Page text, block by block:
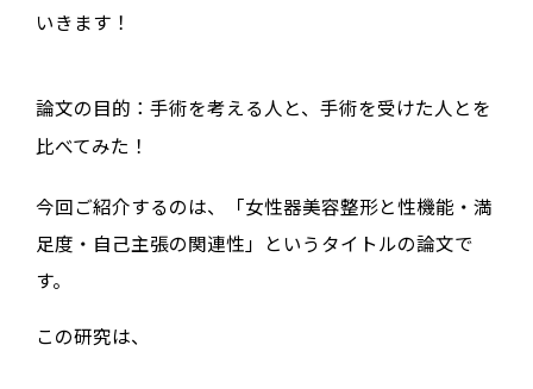
いきます！
論文の目的：手術を考える人と、手術を受けた人とを
比べてみた！
今回ご紹介するのは、「女性器美容整形と性機能・満
足度・自己主張の関連性 」というタイトルの論文で
す。
この研究は、